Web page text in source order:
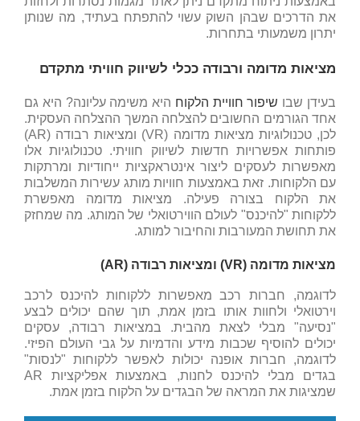
את הדרכים שבהן השוק עשוי להתפתח בעתיד, מה שנותן
יתרון משמעותי בתחרות.
מציאות מדומה ורבודה ככלי לשיווק חוויתי מתקדם
בעידן שבו שיפור חוויית הלקוח היא משימה עליונה? היא גם
אחד הגורמים החשובים להצלחה המשך ההצלחה העסקית.
לכן, טכנולוגיות מציאות מדומה (VR) ומציאות רבודה (AR)
פותחות אפשרויות חדשות לשיווק חוויתי. טכנולוגיות אלו
מאפשרות לעסקים ליצור אינטראקציות ייחודיות ומרתקות
עם הלקוחות. זאת באמצעות חוויות מותג עשירות המשלבות
את הלקוח בצורה פעילה. מציאות מדומה מאפשרת
ללקוחות "להיכנס" לעולם הווירטואלי של המותג. מה שמחזק
את תחושת המעורבות והחיבור למותג.
מציאות מדומה (VR) ומציאות רבודה (AR)
לדוגמה, חברות רכב מאפשרות ללקוחות להיכנס לרכב
וירטואלי ולחוות אותו בזמן אמת, תוך שהם יכולים לבצע
"נסיעה" מבלי לצאת מהבית. במציאות רבודה, עסקים
יכולים להוסיף שכבות מידע והדמיות על גבי העולם הפיזי.
לדוגמה, חברות אופנה יכולות לאפשר ללקוחות "לנסות"
בגדים מבלי להיכנס לחנות, באמצעות אפליקציות AR
שמציגות את המראה של הבגדים על הלקוח בזמן אמת.